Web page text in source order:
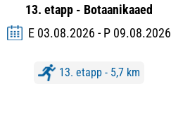
13. etapp - Botaanikaaed
E 03.08.2026 - P 09.08.2026
13. etapp - 5,7 km